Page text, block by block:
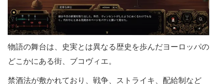
物語の舞台は、史実とは異なる歴史を歩んだヨーロッパの
どこかにある街、ブコヴィエ。
禁酒法が敷かれており、戦争、ストライキ、配給制など